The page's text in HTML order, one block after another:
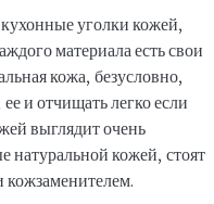
уголки кожей,
материала есть свои
кожа, безусловно,
и отчищать легко если
выглядит очень
натуральной кожей, стоят
кожзаменителем.